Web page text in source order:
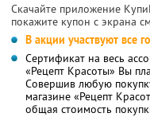
Скачайте приложение
покажите купон с экрана
В акции участвуют все
Сертификат на весь
«Рецепт Красоты» Вы
Совершив любую
магазине «Рецепт
общая стоимость